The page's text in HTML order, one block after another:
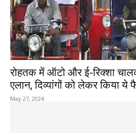
रोहतक में ऑटो और ई-रिक्शा
एलान, दिव्यांगों को लेकर किया ये
May 27, 2024